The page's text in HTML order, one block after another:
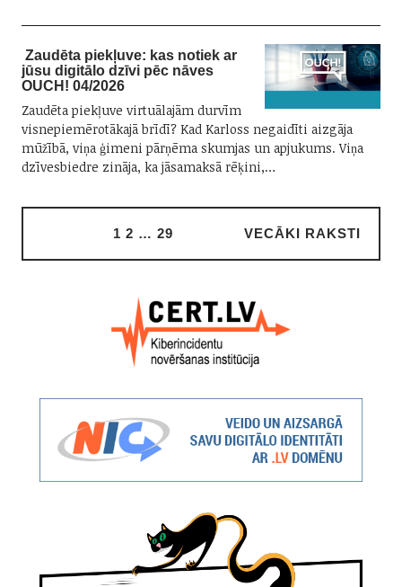
Zaudēta piekļuve: kas notiek ar
jūsu digitālo dzīvi pēc nāves
OUCH! 04/2026
Zaudēta piekļuve virtuālajām durvīm
visnepiemērotākajā brīdī? Kad Karloss negaidīti aizgāja
mūžībā, viņa ģimeni pārņēma skumjas un apjukums. Viņa
dzīvesbiedre zināja, ka jāsamaksā rēķini,…
1 2 … 29 VECĀKI RAKSTI